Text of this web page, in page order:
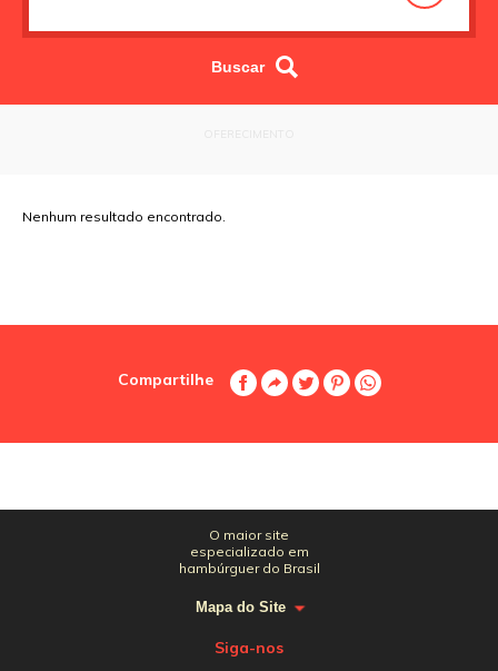
Nenhum resultado encontrado.
Compartilhe
O maior site
especializado em
hambúrguer do Brasil
Mapa do Site
Siga-nos